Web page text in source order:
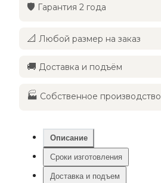
🛡️ Гарантия 2 года
📐 Любой размер на заказ
🚚 Доставка и подъём
🏭 Собственное производство
Описание
Сроки изготовления
Доставка и подъем